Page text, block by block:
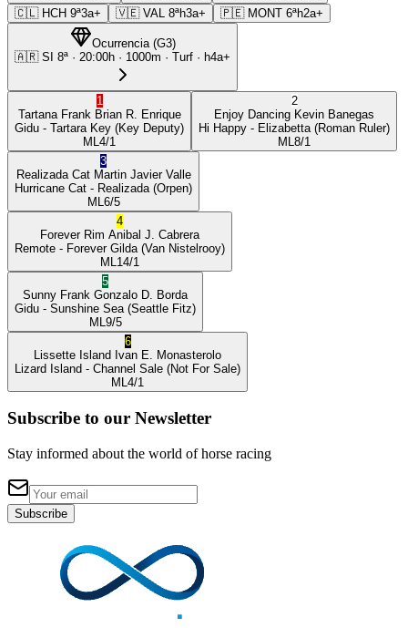
🇨🇱 HCH 9ª3a+ 🇻🇪 VAL 8ªh3a+ 🇵🇪 MONT 6ªh2a+
Ocurrencia(G3)
🇦🇷 SI 8ª · 20:00h · 1000m · Turf · h4a+
1
Tartana Frank Brian R. Enrique
Gidu - Tartara Key (Key Deputy)
ML 4/1
2
Enjoy Dancing Kevin Banegas
Hi Happy - Elizabetta (Roman Ruler)
ML 8/1
3
Realizada Cat Martin Javier Valle
Hurricane Cat - Realizada (Orpen)
ML 6/5
4
Forever Rim Anibal J. Cabrera
Remote - Forever Gilda (Van Nistelrooy)
ML 14/1
5
Sunny Frank Gonzalo D. Borda
Gidu - Sunshine Sea (Seattle Fitz)
ML 9/5
6
Lissette Island Ivan E. Monasterolo
Lizard Island - Channel Sale (Not For Sale)
ML 4/1
Subscribe to our Newsletter
Stay informed about the world of horse racing
Subscribe